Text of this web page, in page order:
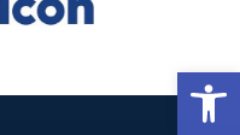
פתח סרגל נגישות